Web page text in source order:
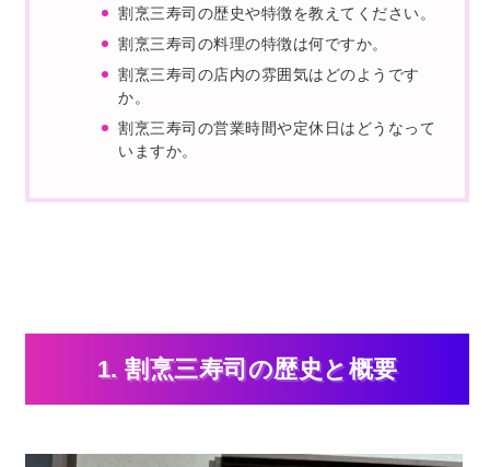
割烹三寿司の歴史や特徴を教えてください。
割烹三寿司の料理の特徴は何ですか。
割烹三寿司の店内の雰囲気はどのようです
か。
割烹三寿司の営業時間や定休日はどうなって
いますか。
1. 割烹三寿司の歴史と概要